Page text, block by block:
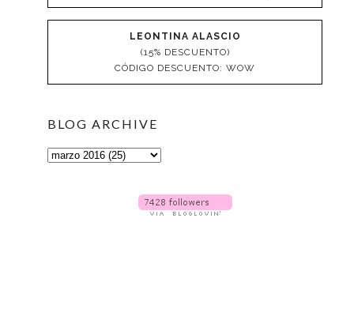
LEONTINA ALASCIO
(15% DESCUENTO)
CÓDIGO DESCUENTO: WOW
BLOG ARCHIVE